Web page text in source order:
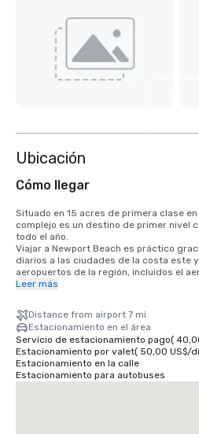
Ubicación
Cómo llegar
Situado en 15 acres de primera clase en
complejo es un destino de primer nivel
todo el año.
Viajar a Newport Beach es práctico
diarios a las ciudades de la costa este
aeropuertos de la región, incluidos el
(LAX), el aeropuerto de Long Beach
• Aeropuerto del Condado de Orange 7
• Aeropuerto de Long Beach 14 millas/
• Aeropuerto de Los Ángeles 50 millas/
• Aeropuerto de San Diego 87 millas/90
• Centro de convenciones de Anaheim a
Leer más
Distance from airport 7 mi
Estacionamiento en el área
Servicio de estacionamiento pago(
Estacionamiento por valet( 50,00 US$/
Estacionamiento en la calle
Estacionamiento para autobuses